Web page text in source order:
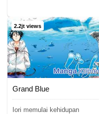
2.2jt views
Manga
Grand Blue
Iori memulai kehidupan